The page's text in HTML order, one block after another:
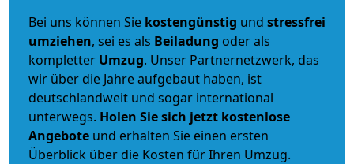
Bei uns können Sie kostengünstig und stressfrei
umziehen, sei es als Beiladung oder als
kompletter Umzug. Unser Partnernetzwerk, das
wir über die Jahre aufgebaut haben, ist
deutschlandweit und sogar international
unterwegs. Holen Sie sich jetzt kostenlose
Angebote und erhalten Sie einen ersten
Überblick über die Kosten für Ihren Umzug.